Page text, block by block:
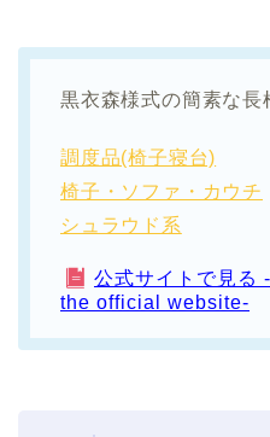
黒衣森様式の簡素な長
調度品(椅子寝台)
椅子・ソファ・カウチ
シュラウド系
公式サイトで見
the official website-